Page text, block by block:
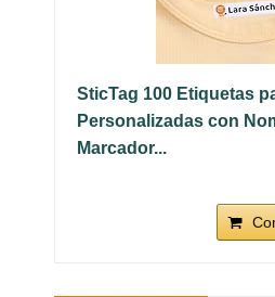
SticTag 100 Etiquetas
Personalizadas con
Marcador...